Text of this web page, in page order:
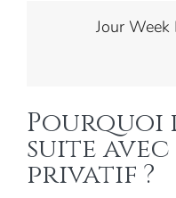
Jour Week
Pourquoi
suite
privatif ?